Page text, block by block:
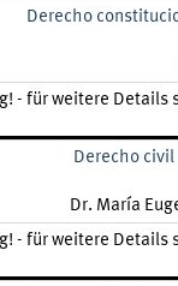
Derecho
- für weitere Details
Derecho
Lehrkraft:
Dr. María
- für weitere Details